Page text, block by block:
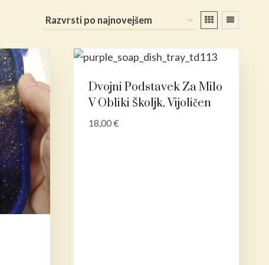
Dvojni Podstavek Za Milo
V Obliki Školjk, Vijoličen
18,00€